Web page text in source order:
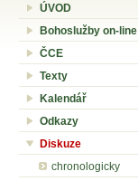
ÚVOD
Bohoslužby on-line
ČCE
Texty
Kalendář
Odkazy
Diskuze
chronologicky